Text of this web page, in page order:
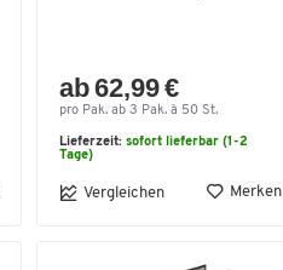
ab 62,99 €
pro Pak. ab 3 Pak. à 50 St.
Lieferzeit: sofort lieferbar (1-2
Tage)
Vergleichen Merken